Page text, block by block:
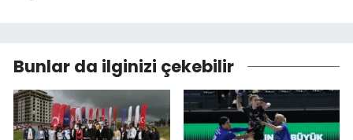
Bunlar da ilginizi çekebilir